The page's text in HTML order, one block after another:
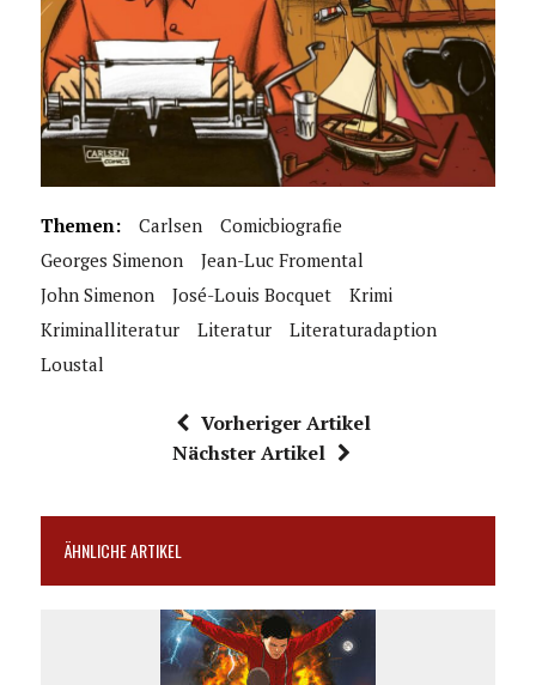
Themen: Carlsen
Comicbiografie
Georges Simenon
Jean-Luc Fromental
John Simenon
José-Louis Bocquet
Krimi
Kriminalliteratur
Literatur
Literaturadaption
Loustal
Vorheriger Artikel
Nächster Artikel
ÄHNLICHE ARTIKEL